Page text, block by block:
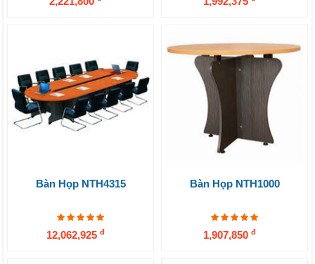
Bàn Họp NTH4315
12,062,925 đ
Bàn Họp NTH1000
1,907,850 đ